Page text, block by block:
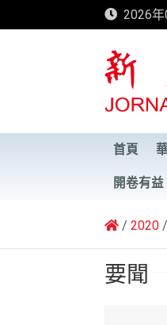
to
2026
新
首頁
開卷有益
2020
要聞